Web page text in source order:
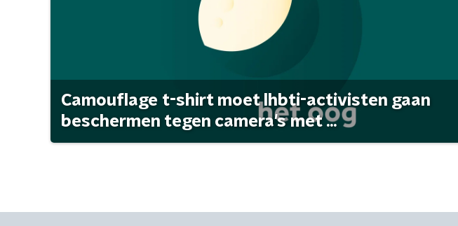
Camouflage t-shirt moet lhbti-activisten gaan
beschermen tegen camera's met ...